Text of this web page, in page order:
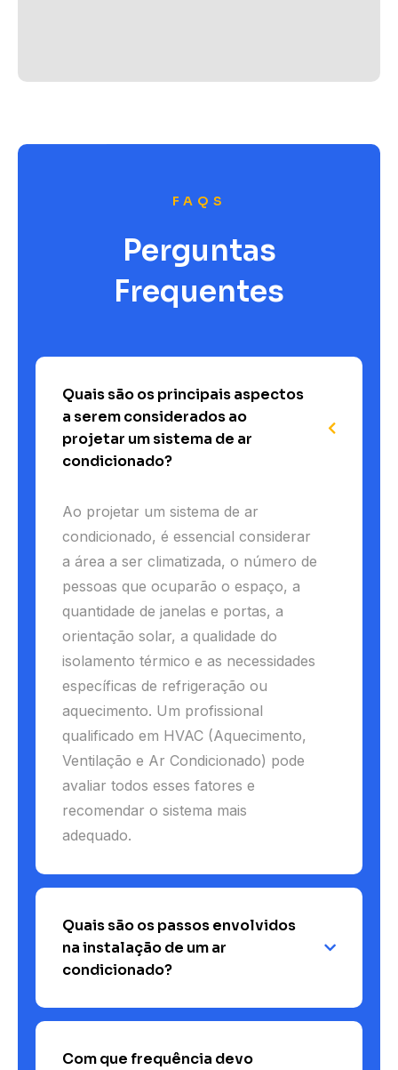
FAQS
Perguntas
Frequentes
Quais são os principais aspectos
a serem considerados ao
projetar um sistema de ar
condicionado?
Ao projetar um sistema de ar
condicionado, é essencial considerar
a área a ser climatizada, o número de
pessoas que ocuparão o espaço, a
quantidade de janelas e portas, a
orientação solar, a qualidade do
isolamento térmico e as necessidades
específicas de refrigeração ou
aquecimento. Um profissional
qualificado em HVAC (Aquecimento,
Ventilação e Ar Condicionado) pode
avaliar todos esses fatores e
recomendar o sistema mais
adequado.
Quais são os passos envolvidos
na instalação de um ar
condicionado?
Com que frequência devo